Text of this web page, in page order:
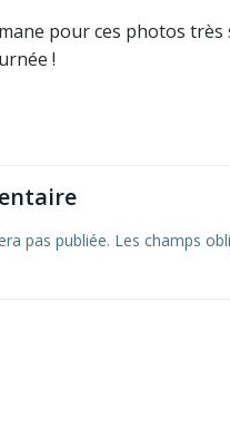
pour ces photos
!
pas publiée. Les champs